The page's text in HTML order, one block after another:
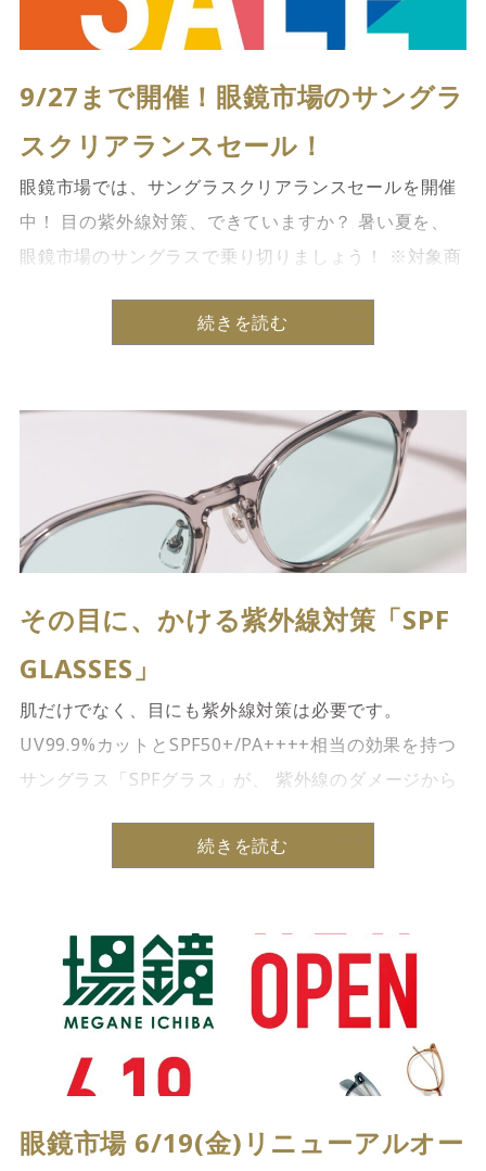
9/27まで開催！眼鏡市場のサングラ
スクリアランスセール！
眼鏡市場では、サングラスクリアランスセールを開催
中！ 目の紫外線対策、できていますか？ 暑い夏を、
眼鏡市場のサングラスで乗り切りましょう！ ※対象商
続きを読む
その目に、かける紫外線対策「SPF
GLASSES」
肌だけでなく、目にも紫外線対策は必要です。
UV99.9%カットとSPF50+/PA++++相当の効果を持つ
サングラス「SPFグラス」が、 紫外線のダメージから
続きを読む
眼鏡市場 6/19(金)リニューアルオー